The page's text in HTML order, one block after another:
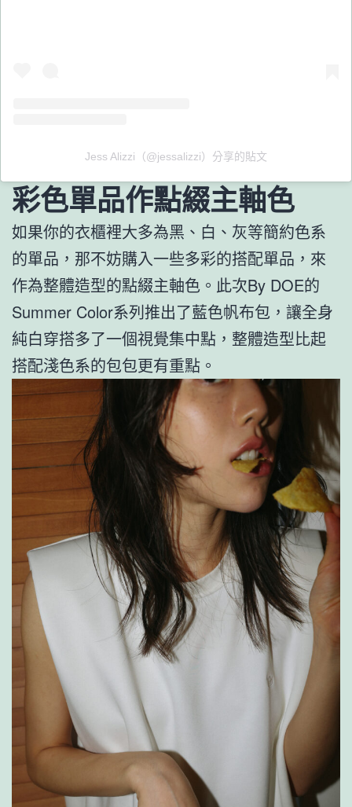
Jess Alizzi（@jessalizzi）分享的貼文
彩色單品作點綴主軸色
如果你的衣櫃裡大多為黑、白、灰等簡約色系
的單品，那不妨購入一些多彩的搭配單品，來
作為整體造型的點綴主軸色。此次By DOE的
Summer Color系列推出了藍色帆布包，讓全身
純白穿搭多了一個視覺集中點，整體造型比起
搭配淺色系的包包更有重點。